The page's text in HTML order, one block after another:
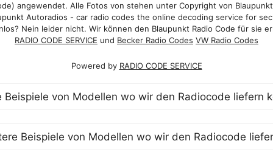
angewendet. Alle Fotos von stehen unter Copyright von
Autoradios - car radio codes the online decoding service for
Nein leider nicht. Wir können den Blaupunkt Radio Code für sie
RADIO CODE SERVICE und Becker Radio Codes VW Radio Codes
Powered by RADIO CODE SERVICE